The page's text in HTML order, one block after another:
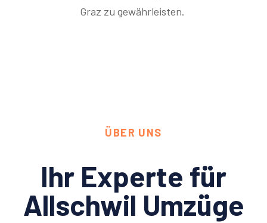
Graz zu gewährleisten.
ÜBER UNS
Ihr Experte für
Allschwil Umzüge